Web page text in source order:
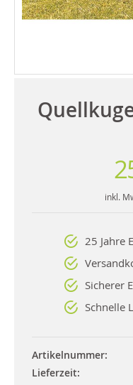
inkl.
25 Jahre
Sicherer
Schnelle
Artikelnummer
Lieferzeit